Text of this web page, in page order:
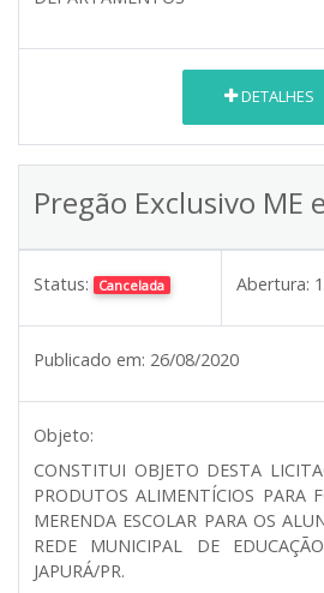
DETALHES
Pregão Exclusivo ME
Status: Cancelada Abertura:
Publicado em: 26/08/2020
Objeto:
CONSTITUI OBJETO DESTA
PRODUTOS ALIMENTÍCIOS PARA
MERENDA ESCOLAR PARA OS
REDE MUNICIPAL DE
JAPURÁ/PR.